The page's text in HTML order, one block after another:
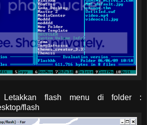
flash menu di folder :
flash